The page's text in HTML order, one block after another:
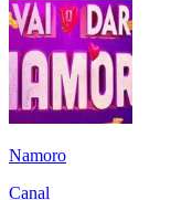
Namoro
Canal